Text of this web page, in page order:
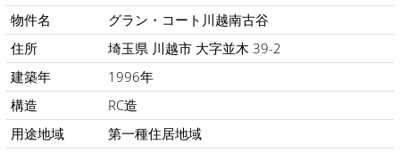
物件名
グラン・コート川越南古谷
住所
埼玉県 川越市 大字並木 39-2
建築年
1996年
構造
RC造
用途地域
第一種住居地域